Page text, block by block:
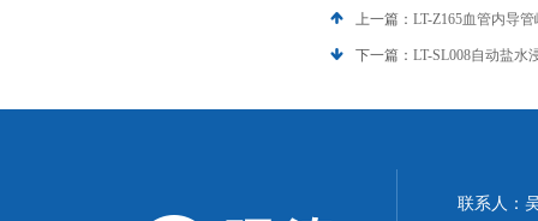
上一篇： LT-Z165血管内导
下一篇： LT-SL008自动盐水
联系人：